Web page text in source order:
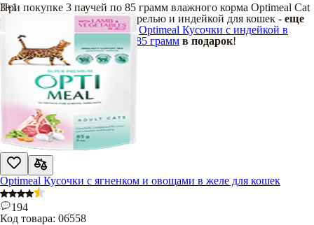
При покупке 3 паучей по 85 грамм влажного корма Optimeal Cat
Mix Кусочки с кроликом, форелью и индейкой для кошек - еще
один пауч влажного корма Optimeal Кусочки с индейкой в
тыквенном соусе для кошек 85 грамм в подарок!
3+1
Optimeal Кусочки с ягненком и овощами в желе для кошек
194
Код товара: 06558